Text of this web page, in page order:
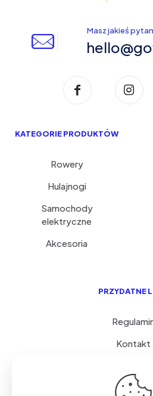
Masz jakieś
KATEGORIE PRODUKTÓW
Rowery
Hulajnogi
Samochody
elektryczne
Akcesoria
PRZYDATNE
Kontakt
FAQ